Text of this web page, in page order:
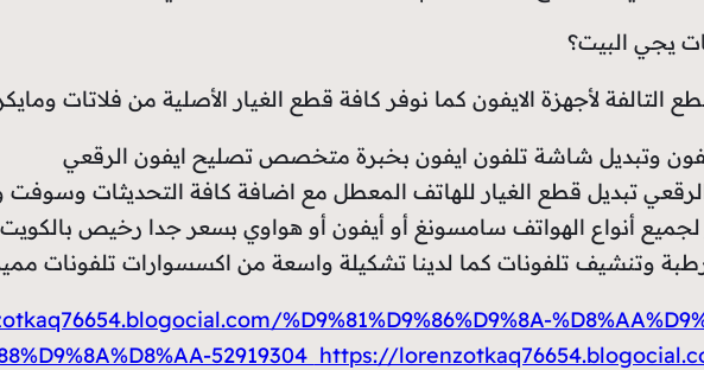
يجي البيت؟
التالفة لأجهزة الايفون كما نوفر كافة قطع الغيار الأصلية من فلاتات
وتبديل شاشة تلفون ايفون بخبرة متخصص تصليح ايفون الرقعي
تبديل قطع الغيار للهاتف المعطل مع اضافة كافة التحديثات وسوفت
أنواع الهواتف سامسونغ أو أيفون أو هواوي بسعر جدا رخيص
وتنشيف تلفونات كما لدينا تشكيلة واسعة من اكسسوارات تلفونات
%D9%81%D9%86%D9%8A-
52919304 https://